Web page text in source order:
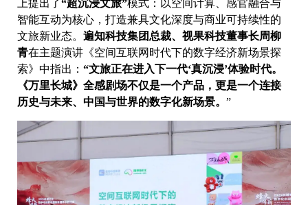
上提出了“超沉浸文旅”模式：以空间计算、感官融合与
智能互动为核心，打造兼具文化深度与商业可持续性的
文旅新业态。 遍知科技集团总裁、视果科技董事长周柳
青在主题演讲《空间互联网时代下的数字经济新场景探
索》中指出： “文旅正在进入下一代‘真沉浸’体验时代。
《万里长城》全感剧场不仅是一个产品，更是一个连接
历史与未来、中国与世界的数字化新场景。 ”